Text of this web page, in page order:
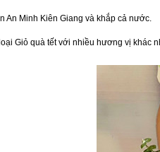
An Minh Kiên Giang và khắp cả nước.
Giỏ quà tết với nhiều hương vị khác